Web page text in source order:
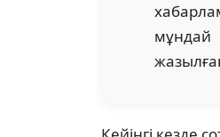
мұндай